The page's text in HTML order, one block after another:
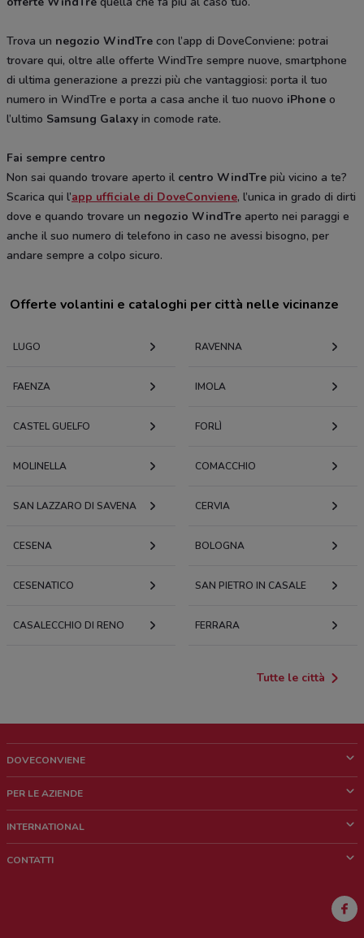
Trova un negozio WindTre con l’app di DoveConviene: potrai
trovare qui, oltre alle offerte WindTre sempre nuove, smartphone
di ultima generazione a prezzi più che vantaggiosi: porta il tuo
numero in WindTre e porta a casa anche il tuo nuovo iPhone o
l’ultimo Samsung Galaxy in comode rate.
Fai sempre centro
Non sai quando trovare aperto il centro WindTre più vicino a te?
Scarica qui l’app ufficiale di DoveConviene, l’unica in grado di dirti
dove e quando trovare un negozio WindTre aperto nei paraggi e
anche il suo numero di telefono in caso ne avessi bisogno, per
andare sempre a colpo sicuro.
Offerte volantini e cataloghi per città nelle vicinanze
LUGO RAVENNA
FAENZA IMOLA
CASTEL GUELFO FORLÌ
MOLINELLA COMACCHIO
SAN LAZZARO DI SAVENA CERVIA
CESENA BOLOGNA
CESENATICO SAN PIETRO IN CASALE
CASALECCHIO DI RENO FERRARA
Tutte le città
DOVECONVIENE
Chi siamo
Lavora con noi
PER LE AZIENDE
Richieste commerciali e marketing
INTERNATIONAL
CONTATTI